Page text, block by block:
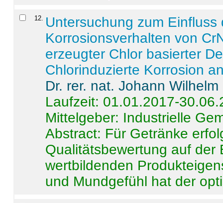
12
Untersuchung zum
Korrosionsverhalten von
erzeugter Chlor basierter
Chlorinduzierte Korrosion
Dr. rer. nat. Johann
Laufzeit: 01.01.2017-
Mittelgeber: Industrielle
Abstract: Für Getränke
Qualitätsbewertung auf der
wertbildenden
und Mundgefühl hat der